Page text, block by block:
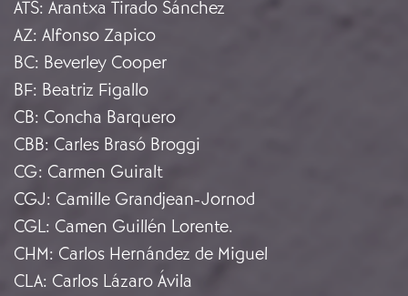
ATS: Arantxa Tirado Sánchez
AZ: Alfonso Zapico
BC: Beverley Cooper
BF: Beatriz Figallo
CB: Concha Barquero
CBB: Carles Brasó Broggi
CG: Carmen Guiralt
CGJ: Camille Grandjean-Jornod
CGL: Camen Guillén Lorente.
CHM: Carlos Hernández de Miguel
CLA: Carlos Lázaro Ávila